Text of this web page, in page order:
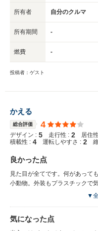
所有者 自分のクルマ
所有期間 -
燃費 -
投稿者：ゲスト
かえる
総合評価 4
デザイン : 5 走行性 : 2 居住
積載性 : 4 運転しやすさ : 2
良かった点
見た目が全てです。何があって
小動物。外装もプラスチックで
▼
気になった点